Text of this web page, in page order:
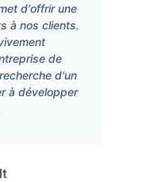
d'offrir une
à nos clients.
de
d'un
à développer